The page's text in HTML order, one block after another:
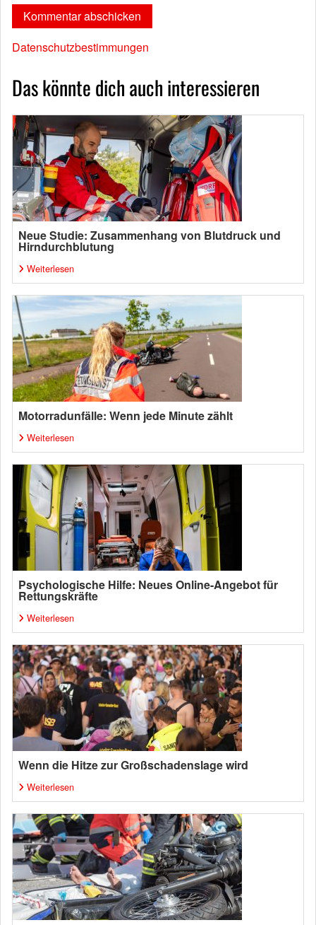
Datenschutzbestimmungen
Das könnte dich auch interessieren
Neue Studie: Zusammenhang von Blutdruck und
Hirndurchblutung
Weiterlesen
Motorradunfälle: Wenn jede Minute zählt
Weiterlesen
Psychologische Hilfe: Neues Online-Angebot für
Rettungskräfte
Weiterlesen
Wenn die Hitze zur Großschadenslage wird
Weiterlesen